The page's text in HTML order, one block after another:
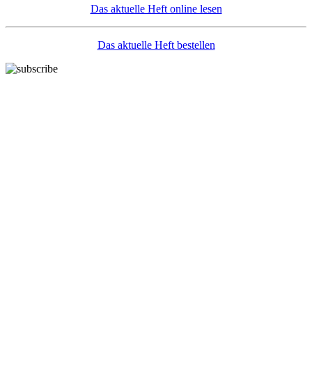
Das aktuelle Heft online lesen
Das aktuelle Heft bestellen